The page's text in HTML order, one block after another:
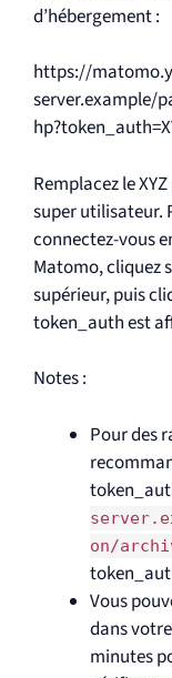
d’hébergement :
https://
server.example/
Remplacez le
super utilisateur.
connectez-vous
Matomo, cliquez
supérieur, puis
token_auth est
Notes :
Pour des
on/
Vous
dans
minutes